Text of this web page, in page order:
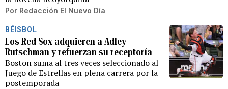
Por Redacción El Nuevo Día
BÉISBOL
Los Red Sox adquieren a Adley
Rutschman y refuerzan su receptoría
Boston suma al tres veces seleccionado al
Juego de Estrellas en plena carrera por la
postemporada